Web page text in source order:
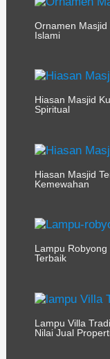
Ornamen
Islami
Hiasan Masjid
Spiritual
Hiasan Masjid
Kemewahan
Lampu
Terbaik
Lampu Villa
Nilai Jual